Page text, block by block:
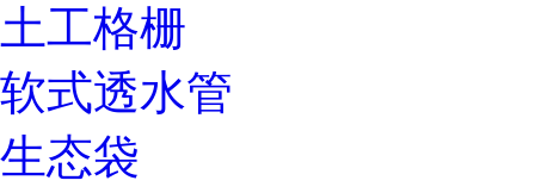
土工格栅
软式透水管
生态袋